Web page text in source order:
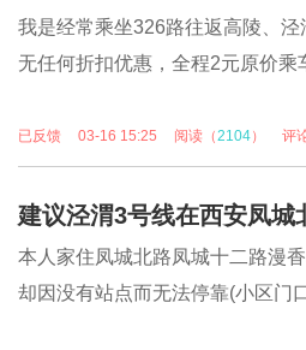
我是经常乘坐326路往返高陵、
无任何折扣优惠，全程2元原价乘
已反馈 03-16 15:25 阅读（2104） 评
建议泾渭3号线在西安凤城
本人家住凤城北路凤城十二路漫
却因没有站点而无法停靠(小区门